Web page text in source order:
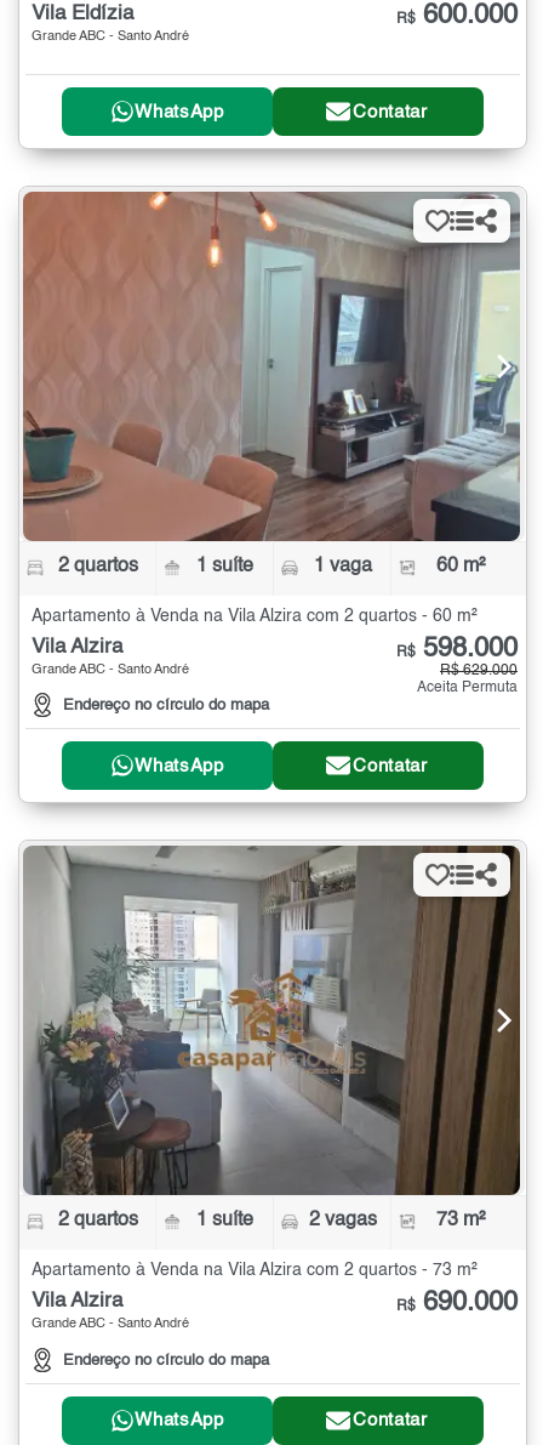
Vila Eldízia
Grande ABC - Santo André
R$ 600.000
WhatsApp Contatar
2 quartos 1 suíte 1 vaga 60 m²
Apartamento à Venda na Vila Alzira com 2 quartos - 60 m²
Vila Alzira
Grande ABC - Santo André
Endereço no círculo do mapa
R$ 598.000
R$ 629.000
Aceita Permuta
WhatsApp Contatar
2 quartos 1 suíte 2 vagas 73 m²
Apartamento à Venda na Vila Alzira com 2 quartos - 73 m²
Vila Alzira
Grande ABC - Santo André
Endereço no círculo do mapa
R$ 690.000
WhatsApp Contatar